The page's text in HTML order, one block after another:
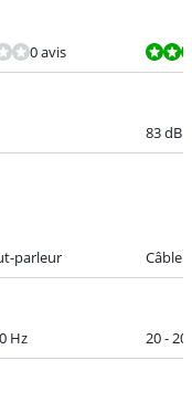
0 avis
83 dB
parleur Câble
Hz 20 -